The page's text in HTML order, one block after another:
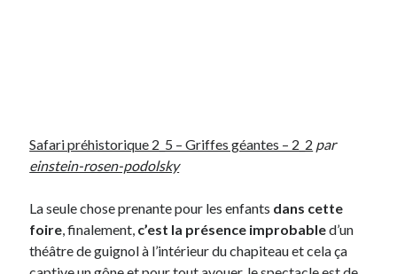
Safari préhistorique 2_5 – Griffes géantes – 2_2 par
einstein-rosen-podolsky
La seule chose prenante pour les enfants dans cette
foire, finalement, c’est la présence improbabled’un
théâtre de guignol à l’intérieur du chapiteau et cela ça